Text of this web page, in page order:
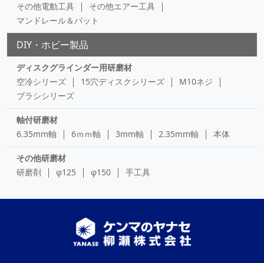
その他電動工具
その他エアー工具
マンドレール＆パット
DIY・ホビー製品
ディスクグラインダー用研磨材
空冷シリーズ
15穴ディスクシリーズ
M10ネジ
ブラシシリーズ
軸付研磨材
6.35mm軸
6ｍｍ軸 3mm軸 2.35mm軸 本体
その他研磨材
研磨剤
φ125 φ150 手工具